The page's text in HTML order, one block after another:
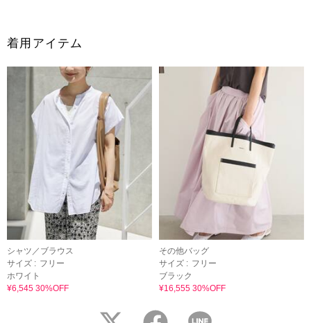
着用アイテム
シャツ／ブラウス
サイズ : フリー
ホワイト
¥6,545 30%OFF
その他バッグ
サイズ : フリー
ブラック
¥16,555 30%OFF
twitter facebook